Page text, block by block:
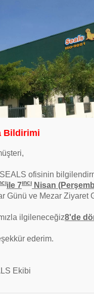
Bildirimi
ofisinin
ile 7ıncı Nisan
Günü ve Mezar Ziyaret
ilgileneceğiz8'de
ederim.
Ekibi